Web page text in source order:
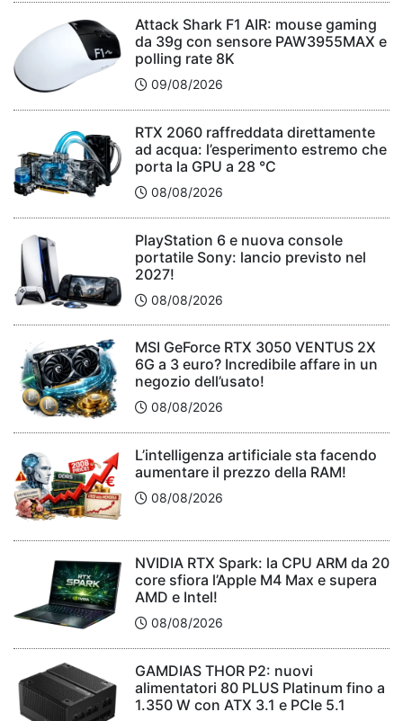
Attack Shark F1 AIR: mouse gaming
da 39g con sensore PAW3955MAX e
polling rate 8K
09/08/2026
RTX 2060 raffreddata direttamente
ad acqua: l’esperimento estremo che
porta la GPU a 28 °C
08/08/2026
PlayStation 6 e nuova console
portatile Sony: lancio previsto nel
2027!
08/08/2026
MSI GeForce RTX 3050 VENTUS 2X
6G a 3 euro? Incredibile affare in un
negozio dell’usato!
08/08/2026
L’intelligenza artificiale sta facendo
aumentare il prezzo della RAM!
08/08/2026
NVIDIA RTX Spark: la CPU ARM da 20
core sfiora l’Apple M4 Max e supera
AMD e Intel!
08/08/2026
GAMDIAS THOR P2: nuovi
alimentatori 80 PLUS Platinum fino a
1.350 W con ATX 3.1 e PCIe 5.1